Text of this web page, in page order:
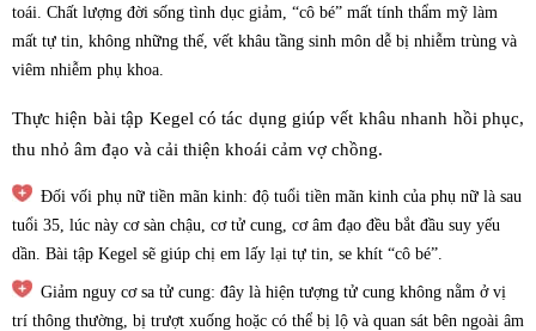
toái. Chất lượng đời sống tình dục giảm, “cô bé” mất tính thẩm mỹ làm
mất tự tin, không những thế, vết khâu tầng sinh môn dễ bị nhiễm trùng và
viêm nhiễm phụ khoa.
Thực hiện bài tập Kegel có tác dụng giúp vết khâu nhanh hồi phục,
thu nhỏ âm đạo và cải thiện khoái cảm vợ chồng.
Đối vối phụ nữ tiền mãn kinh: độ tuổi tiền mãn kinh của phụ nữ là sau
tuổi 35, lúc này cơ sàn chậu, cơ tử cung, cơ âm đạo đều bắt đầu suy yếu
dần. Bài tập Kegel sẽ giúp chị em lấy lại tự tin, se khít “cô bé”.
Giảm nguy cơ sa tử cung: đây là hiện tượng tử cung không nằm ở vị
trí thông thường, bị trượt xuống hoặc có thể bị lộ và quan sát bên ngoài âm